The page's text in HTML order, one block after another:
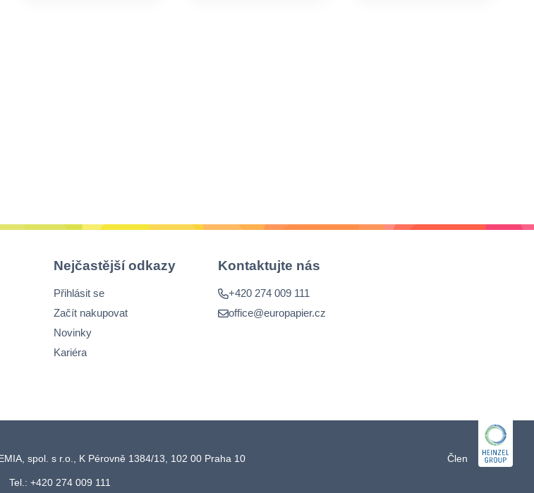
Nejčastější odkazy
Přihlásit se
Začít nakupovat
Novinky
Kariéra
Kontaktujte nás
+420 274 009 111
office@europapier.cz
spol. s r.o., K Pérovně 1384/13, 102 00 Praha 10
Tel.: +420 274 009 111
Člen